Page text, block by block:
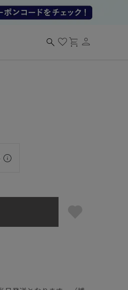
search favoriteshopping_cart person